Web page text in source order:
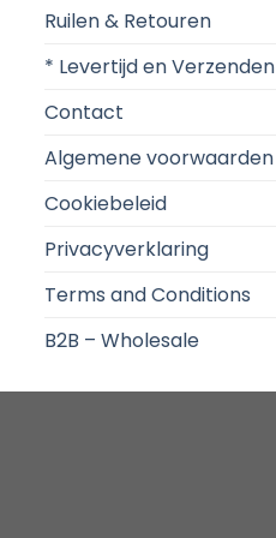
Ruilen & Retouren
* Levertijd en Verzenden
Contact
Algemene voorwaarden
Cookiebeleid
Privacyverklaring
Terms and Conditions
B2B – Wholesale